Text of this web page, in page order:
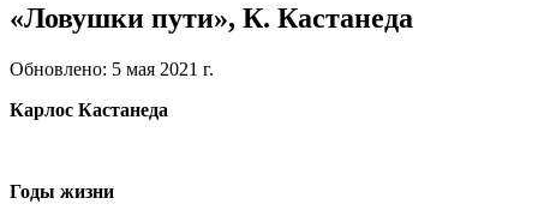
«Ловушки пути», К. Кастанеда
Обновлено: 5 мая 2021 г.
Карлос Кастанеда
Годы жизни